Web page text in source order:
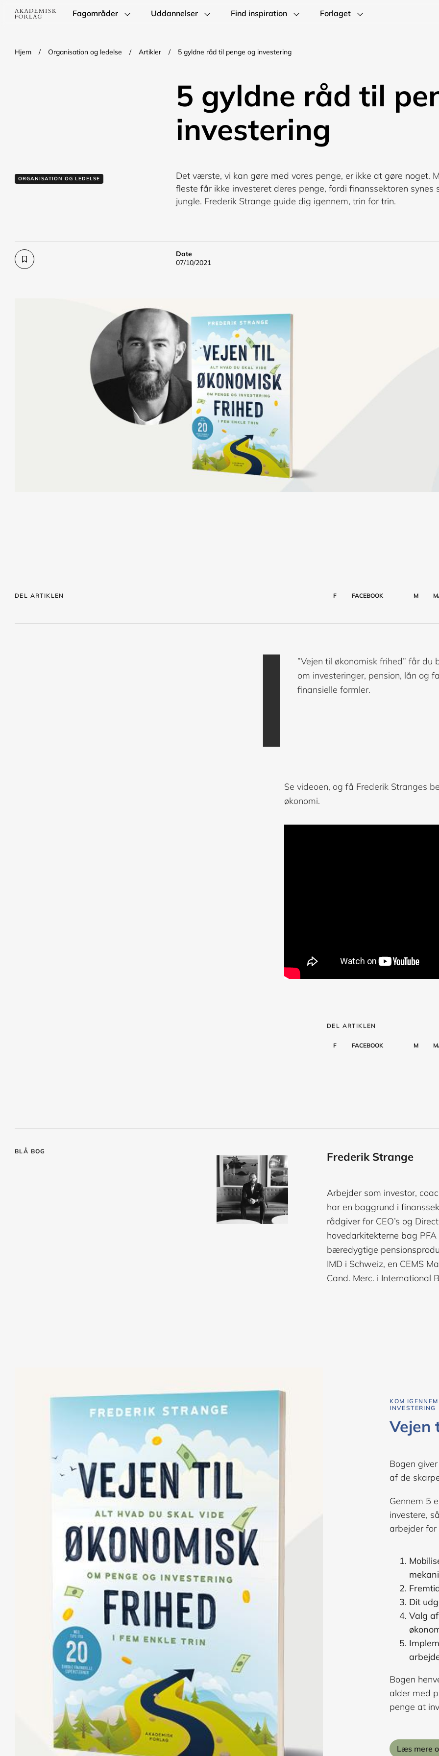
Main
Fagområder Uddannelser Find inspiration Forlaget
Hjem / Organisation og ledelse / Artikler / 5 gyldne råd til penge og investering
5 gyldne råd til
investering
ORGANISATION OG LEDELSE
Det værste, vi kan gøre med vores penge, er ikke at gøre noget.
fleste får ikke investeret deres penge, fordi finanssektoren synes
jungle. Frederik Strange guide dig igennem, trin for trin.
Date
07/10/2021
DEL ARTIKLEN F FACEBOOK M
I
”Vejen til økonomisk frihed” får
om investeringer, pension, lån og
finansielle formler.
Se videoen, og få Frederik Stranges
økonomi.
DEL ARTIKLEN
F FACEBOOK M
BLÅ BOG Frederik Strange
Arbejder som investor,
har en baggrund i
rådgiver for CEO’s og
hovedarkitekterne bag
bæredygtige
IMD i Schweiz, en CEMS
Cand. Merc. i International
KOM
INVESTERING
Vejen
Bogen
af de
Gennem 5
investere,
arbejder
Dit
Valg
Bogen
alder med
penge at
Læs mere